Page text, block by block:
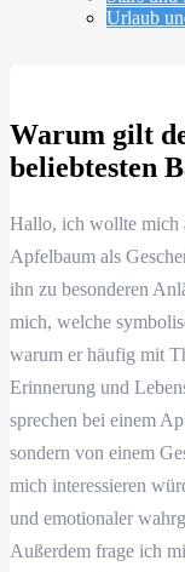
Urlaub
Warum gilt
beliebtesten
Hallo, ich wollte mich
Apfelbaum als
ihn zu besonderen
mich, welche
warum er häufig mit
Erinnerung und
sprechen bei einem
sondern von einem
mich interessieren
und emotionaler
Außerdem frage ich